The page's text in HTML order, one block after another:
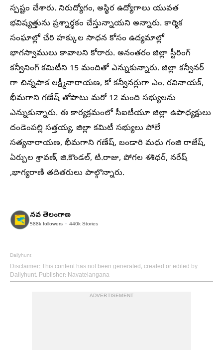
స్పష్టం చేశారు. నిరుద్యోగం, అస్థిర ఉద్యోగాలు యువత
భవిష్యత్తును ప్రశ్నార్ధకం చేస్తున్నాయని అన్నారు. కార్మిక
సంఘాల్లో చేరి హక్కుల సాధన కోసం ఉద్యమాల్లో
భాగస్వాములు కావాలని కోరారు. అనంతరం జిల్లా స్టీరింగ్
కన్వీనింగ్ కమిటీని 15 మందితో ఎన్నుకున్నారు. జిల్లా కన్వీనర్
గా చిన్నపాక లక్ష్మీనారాయణ, కో కన్వీనర్లుగా ఎం. రవినాయక్,
భీమగాని గణేష్ తోపాటు మరో 12 మంది సభ్యులను
ఎన్నుకున్నారు. ఈ కార్యక్రమంలో సీఐటీయూ జిల్లా ఉపాధ్యక్షులు
దండెంపల్లి సత్తయ్య, జిల్లా కమిటీ సభ్యులు పోలే
సత్యనారాయణ, భీమగాని గణేష్, బండారి మధు గంజి రాజేష్,
ఏర్పుల శ్రావణ్, జి.కొండల్, టి.రాజు, పోగల శశిధర్, నరేష్
,భాగ్యరాణి తదితరులు పాల్గొన్నారు.
నవ తెలంగాణ
588k followers 440k Stories
Dailyhunt
Disclaimer: This content has not been generated, created or edited by
Dailyhunt. Publisher: Navatelangana
ADVERTISEMENT